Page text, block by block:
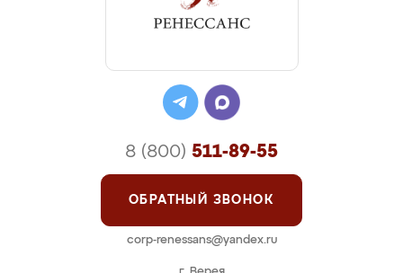
8 (800) 511-89-55
ОБРАТНЫЙ ЗВОНОК
corp-renessans@yandex.ru